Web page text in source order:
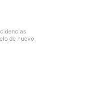
de nuevo.